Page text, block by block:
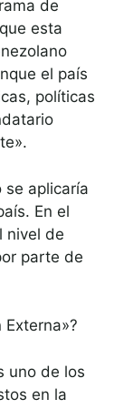
de
esta
el país
políticas
se aplicaría
En el
nivel de
parte de
uno de los
en la